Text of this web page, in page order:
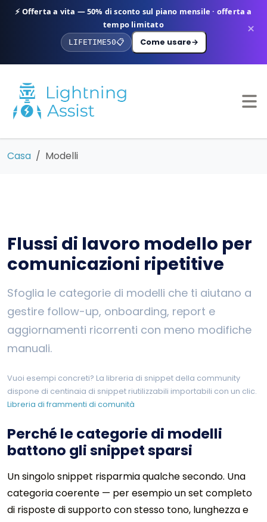
⚡ Offerta a vita — 50% di sconto sul piano mensile · offerta a
tempo limitato
LIFETIME50📋 Come usare→
×
Casa Modelli
Flussi di lavoro modello per
comunicazioni ripetitive
Sfoglia le categorie di modelli che ti aiutano a
gestire follow-up, onboarding, report e
aggiornamenti ricorrenti con meno modifiche
manuali.
Vuoi esempi concreti? La libreria di snippet della community
dispone di centinaia di snippet riutilizzabili importabili con un clic.
Libreria di frammenti di comunità
Perché le categorie di modelli
battono gli snippet sparsi
Un singolo snippet risparmia qualche secondo. Una
categoria coerente — per esempio un set completo
di risposte di supporto con stesso tono, lunghezza e